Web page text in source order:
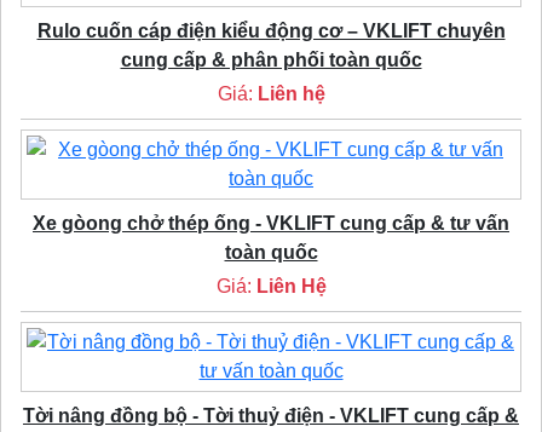
Rulo cuốn cáp điện kiểu động cơ – VKLIFT chuyên
cung cấp & phân phối toàn quốc
Giá: Liên hệ
Xe gòong chở thép ống - VKLIFT cung cấp & tư vấn
toàn quốc
Giá: Liên Hệ
Tời nâng đồng bộ - Tời thuỷ điện - VKLIFT cung cấp &